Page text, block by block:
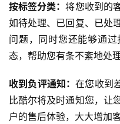
按标签分类：将您收到的
如待处理、已回复、已处
问题，同时您还能够通
态，帮助您有条不紊地处
收到负评通知：在您收到
比酷尔将及时通知您，让
户的售后体验，大大增加